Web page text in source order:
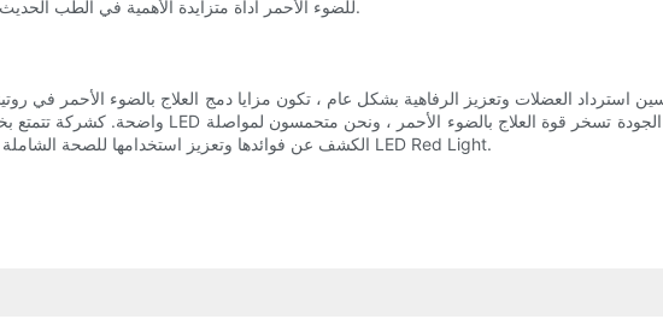
استمرار نمو الأبحاث في هذا المجال ، من المحتمل أن يصبح علاج LED Red للضوء الأحمر أداة متزايدة الأهمية في الطب الحديث.
الكشف عن فوائدها وتعزيز استخدامها للصحة الشاملة والعافية. انضم إلينا في هذه الرحلة إلى مستقبل أكثر إشراقًا وصحة مع ألواح LED Red Light.